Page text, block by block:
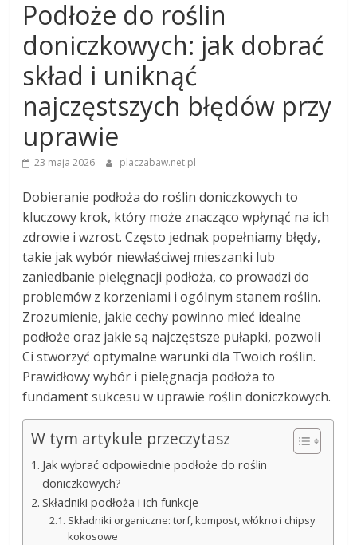
Podłoże do roślin
doniczkowych: jak dobrać
skład i uniknąć
najczęstszych błędów przy
uprawie
23 maja 2026 placzabaw.net.pl
Dobieranie podłoża do roślin doniczkowych to
kluczowy krok, który może znacząco wpłynąć na ich
zdrowie i wzrost. Często jednak popełniamy błędy,
takie jak wybór niewłaściwej mieszanki lub
zaniedbanie pielęgnacji podłoża, co prowadzi do
problemów z korzeniami i ogólnym stanem roślin.
Zrozumienie, jakie cechy powinno mieć idealne
podłoże oraz jakie są najczęstsze pułapki, pozwoli
Ci stworzyć optymalne warunki dla Twoich roślin.
Prawidłowy wybór i pielęgnacja podłoża to
fundament sukcesu w uprawie roślin doniczkowych.
W tym artykule przeczytasz
Jak wybrać odpowiednie podłoże do roślin
doniczkowych?
Składniki podłoża i ich funkcje
Składniki organiczne: torf, kompost, włókno i chipsy
kokosowe